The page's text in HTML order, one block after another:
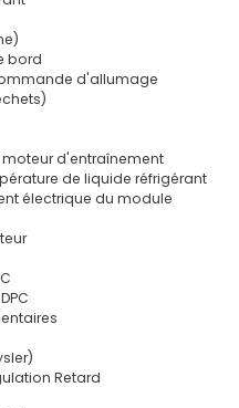
bord
d'allumage
d'entraînement
de liquide réfrigérant
électrique du module
Retard